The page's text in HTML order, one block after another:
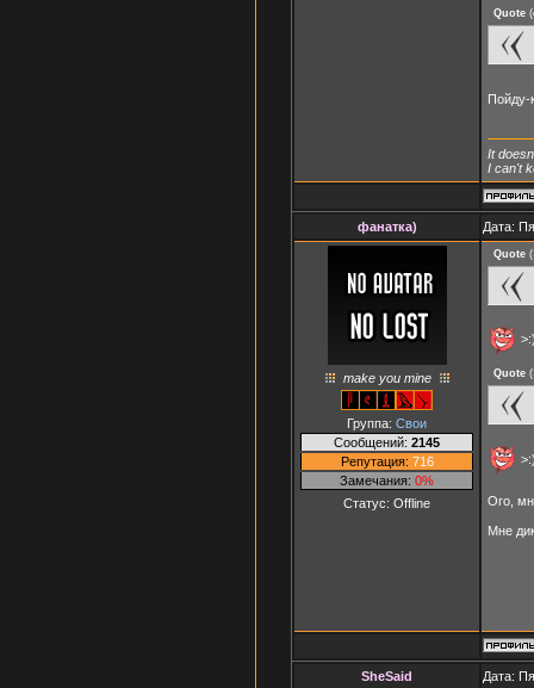
Quote (
Пойду-
It
I can't
фанатка) Дата:
make you mine
Группа: Свои
Сообщений: 2145
Репутация: 716
Замечания: 0%
Статус: Offline
Quote (
Quote (
Ого,
Мне
SheSaid Дата: